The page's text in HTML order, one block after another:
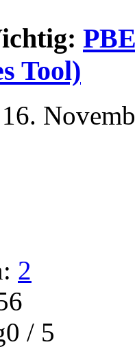
Tool)
2
/ 5